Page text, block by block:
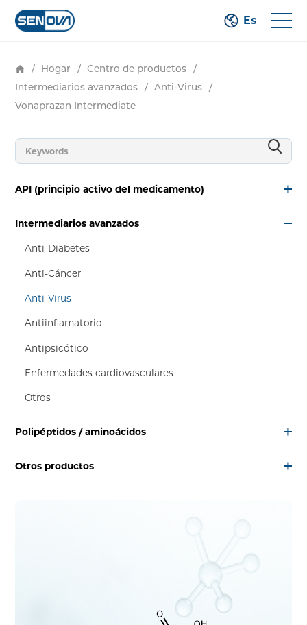
Es
/ Hogar / Centro de productos
/
Intermediarios avanzados
/ Anti-Virus
/
Vonaprazan Intermediate
API (principio activo del medicamento)
Intermediarios avanzados
Anti-Diabetes
Anti-Cáncer
Anti-Virus
Antiinflamatorio
Antipsicótico
Enfermedades cardiovasculares
Otros
Polipéptidos / aminoácidos
Otros productos